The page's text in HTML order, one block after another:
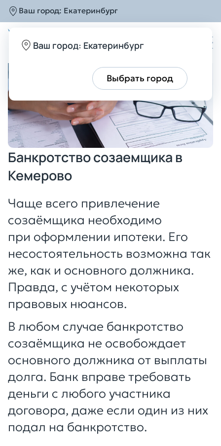
Ваш город: Екатеринбург
Ваш город: Екатеринбург
Выбрать город
Главная Услуги Банкротство Банкротство
Банкротство созаемщика в
Кемерово
Чаще всего привлечение
созаёмщика необходимо
при оформлении ипотеки. Его
несостоятельность возможна так
же, как и основного должника.
Правда, с учётом некоторых
правовых нюансов.
В любом случае банкротство
созаёмщика не освобождает
основного должника от выплаты
долга. Банк вправе требовать
деньги с любого участника
договора, даже если один из них
подал на банкротство.